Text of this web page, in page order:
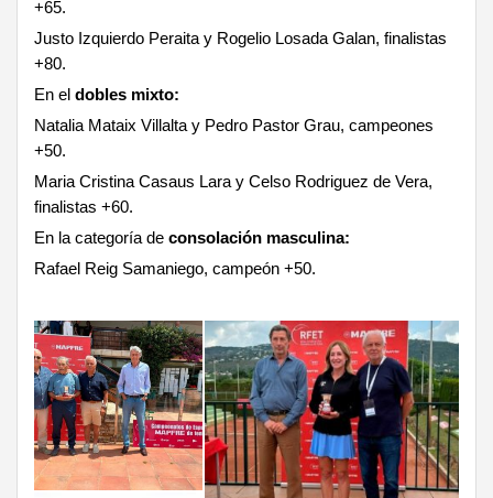
+65.
Justo Izquierdo Peraita y Rogelio Losada Galan, finalistas
+80.
En el dobles mixto:
Natalia Mataix Villalta y Pedro Pastor Grau, campeones
+50.
Maria Cristina Casaus Lara y Celso Rodriguez de Vera,
finalistas +60.
En la categoría de consolación masculina:
Rafael Reig Samaniego, campeón +50.